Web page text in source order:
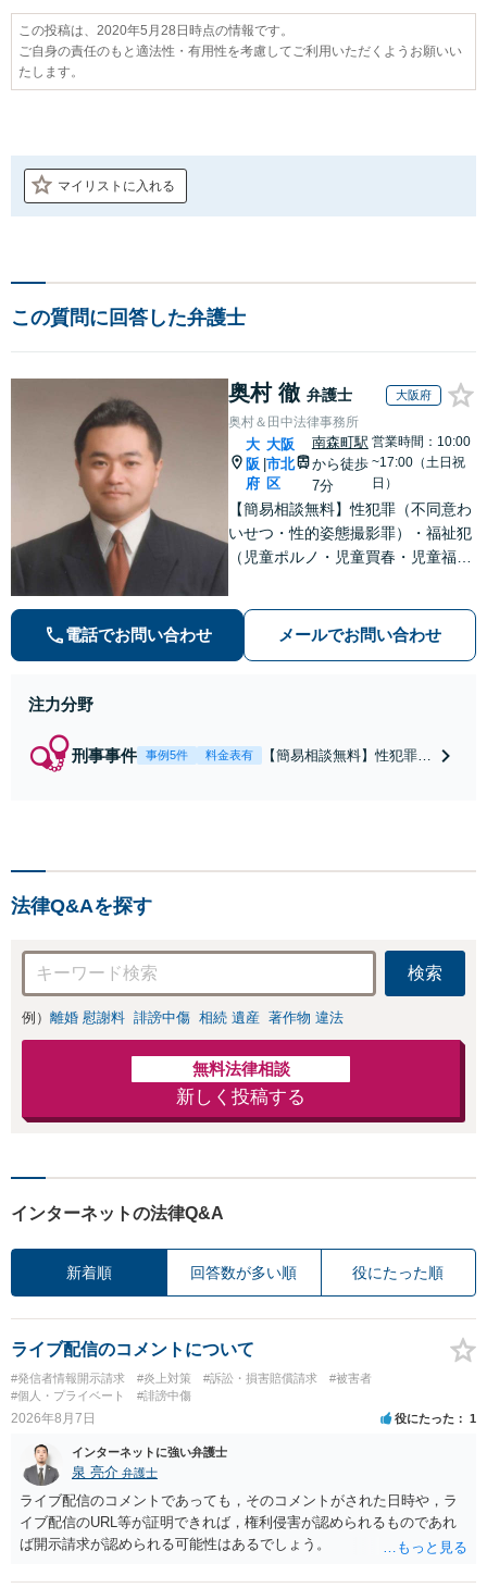
この投稿は、2020年5月28日時点の情報です。
ご自身の責任のもと適法性・有用性を考慮してご利用いただくようお願いい
たします。
マイリストに入れる
この質問に回答した弁護士
奥村 徹 弁護士 大阪府
奥村＆田中法律事務所
大
阪
府
大阪
市北
区
南森町駅
から徒歩
7分
営業時間：10:00
~17:00（土日祝
日）
【簡易相談無料】性犯罪（不同意わ
いせつ・性的姿態撮影罪）・福祉犯
（児童ポルノ・児童買春・児童福祉
等）に非常に詳しい弁護士です
電話でお問い合わせ メールでお問い合わせ
注力分野
刑事事件 事例5件 料金表有
【簡易相談無料】性犯罪
法律Q&Aを探す
検索
例） 離婚 慰謝料 誹謗中傷 相続 遺産 著作物 違法
無料法律相談
新しく投稿する
インターネットの法律Q&A
新着順 回答数が多い順 役にたった順
ライブ配信のコメントについて
#発信者情報開示請求 #炎上対策 #訴訟・損害賠償請求
#被害者
#個人・プライベート
#誹謗中傷
2026年8月7日 役にたった 1
インターネットに強い弁護士
泉 亮介 弁護士
ライブ配信のコメントであっても，そのコメントがされた日時や，ラ
イブ配信のURL等が証明できれば，権利侵害が認められるものであれ
ば開示請求が認められる可能性はあるでしょう。